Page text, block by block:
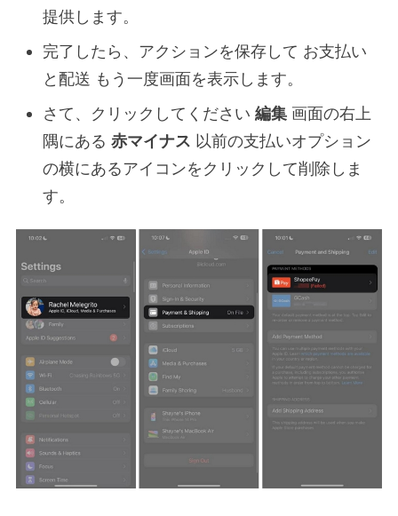
提供します。
完了したら、アクションを保存して お支払い
と配送 もう一度画面を表示します。
さて、クリックしてください 編集画面の右上
隅にある 赤マイナス 以前の支払いオプション
の横にあるアイコンをクリックして削除しま
す。